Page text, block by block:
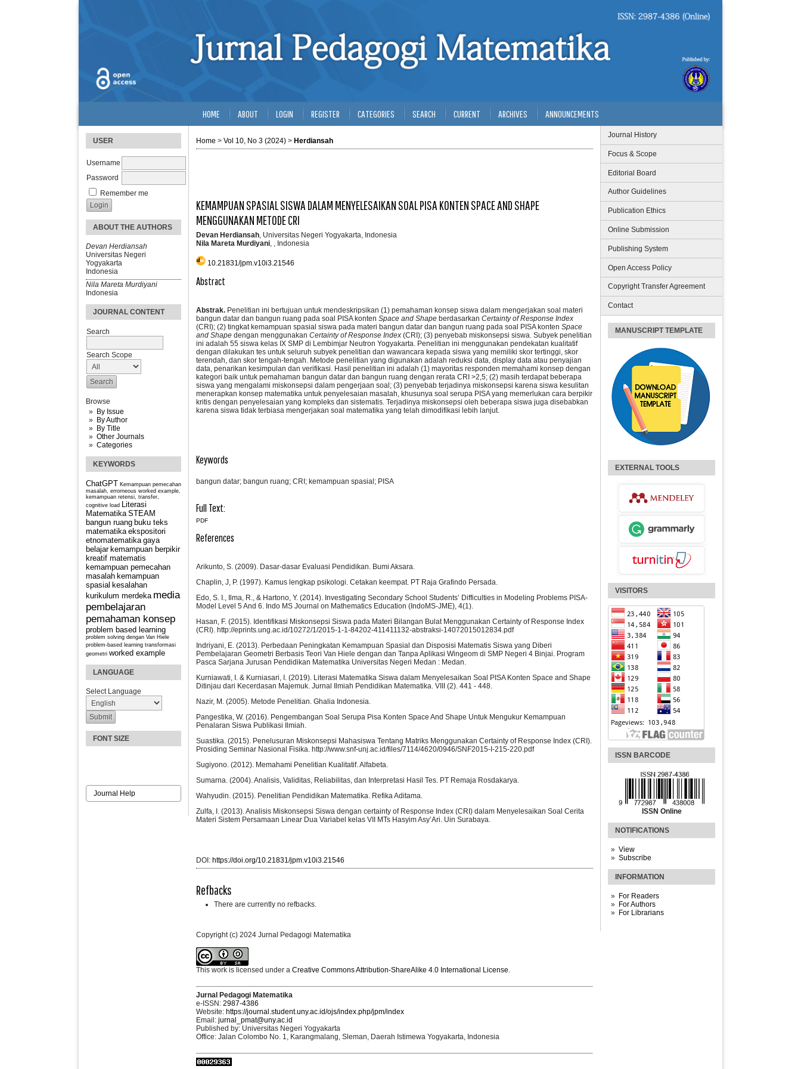
USER
Username
Password
Remember me
ABOUT THE AUTHORS
Devan Herdiansah
Universitas Negeri
Yogyakarta
Indonesia
Nila Mareta Murdiyani
Indonesia
JOURNAL CONTENT
Search
Search Scope
Browse
By Issue
By Author
By Title
Other Journals
Categories
KEYWORDS
ChatGPT Kemampuan pemecahan
masalah, errorneous worked example,
kemampuan retensi, transfer,
cognitive load Literasi
Matematika STEAM
bangun ruang buku teks
matematika ekspositori
etnomatematika gaya
belajar kemampuan berpikir
kreatif matematis
kemampuan pemecahan
masalah kemampuan
spasial kesalahan
kurikulum merdeka media
pembelajaran
pemahaman konsep
problem based learning
problem solving dengan Van Hiele
problem-based learning transformasi
geometri worked example
LANGUAGE
Select Language
FONT SIZE
Journal Help
Journal History
Focus & Scope
Editorial Board
Author Guidelines
Publication Ethics
Online Submission
Publishing System
Open Access Policy
Copyright Transfer Agreement
Contact
MANUSCRIPT TEMPLATE
EXTERNAL TOOLS
VISITORS
ISSN BARCODE
ISSN Online
NOTIFICATIONS
View
Subscribe
INFORMATION
For Readers
For Authors
For Librarians
HOME ABOUT LOGIN REGISTER CATEGORIES SEARCH CURRENT ARCHIVES ANNOUNCEMENTS
Home > Vol 10, No 3 (2024) > Herdiansah
KEMAMPUAN SPASIAL SISWA DALAM MENYELESAIKAN SOAL PISA KONTEN SPACE AND SHAPE
MENGGUNAKAN METODE CRI
Devan Herdiansah , Universitas Negeri Yogyakarta, Indonesia
Nila Mareta Murdiyani , , Indonesia
10.21831/jpm.v10i3.21546
Abstract
Abstrak. Penelitian ini bertujuan untuk mendeskripsikan (1) pemahaman konsep siswa dalam mengerjakan soal materi
bangun datar dan bangun ruang pada soal PISA konten Space and Shape berdasarkan Certainty of Response Index
(CRI); (2) tingkat kemampuan spasial siswa pada materi bangun datar dan bangun ruang pada soal PISA konten Space
and Shape dengan menggunakan Certainty of Response Index (CRI); (3) penyebab miskonsepsi siswa. Subyek penelitian
ini adalah 55 siswa kelas IX SMP di Lembimjar Neutron Yogyakarta. Penelitian ini menggunakan pendekatan kualitatif
dengan dilakukan tes untuk seluruh subyek penelitian dan wawancara kepada siswa yang memiliki skor tertinggi, skor
terendah, dan skor tengah-tengah. Metode penelitian yang digunakan adalah reduksi data, display data atau penyajian
data, penarikan kesimpulan dan verifikasi. Hasil penelitian ini adalah (1) mayoritas responden memahami konsep dengan
kategori baik untuk pemahaman bangun datar dan bangun ruang dengan rerata CRI >2,5; (2) masih terdapat beberapa
siswa yang mengalami miskonsepsi dalam pengerjaan soal; (3) penyebab terjadinya miskonsepsi karena siswa kesulitan
menerapkan konsep matematika untuk penyelesaian masalah, khusunya soal serupa PISA yang memerlukan cara berpikir
kritis dengan penyelesaian yang kompleks dan sistematis. Terjadinya miskonsepsi oleh beberapa siswa juga disebabkan
karena siswa tidak terbiasa mengerjakan soal matematika yang telah dimodifikasi lebih lanjut.
Keywords
bangun datar; bangun ruang; CRI; kemampuan spasial; PISA
Full Text:
PDF
References
Arikunto, S. (2009). Dasar-dasar Evaluasi Pendidikan. Bumi Aksara.
Chaplin, J, P. (1997). Kamus lengkap psikologi. Cetakan keempat. PT Raja Grafindo Persada.
Edo, S. I., Ilma, R., & Hartono, Y. (2014). Investigating Secondary School Students’ Difficulties in Modeling Problems PISA-
Model Level 5 And 6. Indo MS Journal on Mathematics Education (IndoMS-JME), 4(1).
Hasan, F. (2015). Identifikasi Miskonsepsi Siswa pada Materi Bilangan Bulat Menggunakan Certainty of Response Index
(CRI). http://eprints.ung.ac.id/10272/1/2015-1-1-84202-411411132-abstraksi-14072015012834.pdf
Indriyani, E. (2013). Perbedaan Peningkatan Kemampuan Spasial dan Disposisi Matematis Siswa yang Diberi
Pembelajaran Geometri Berbasis Teori Van Hiele dengan dan Tanpa Aplikasi Wingeom di SMP Negeri 4 Binjai. Program
Pasca Sarjana Jurusan Pendidikan Matematika Universitas Negeri Medan : Medan.
Kurniawati, I. & Kurniasari, I. (2019). Literasi Matematika Siswa dalam Menyelesaikan Soal PISA Konten Space and Shape
Ditinjau dari Kecerdasan Majemuk. Jurnal Ilmiah Pendidikan Matematika. VIII (2). 441 - 448.
Nazir, M. (2005). Metode Penelitian. Ghalia Indonesia.
Pangestika, W. (2016). Pengembangan Soal Serupa Pisa Konten Space And Shape Untuk Mengukur Kemampuan
Penalaran Siswa Publikasi Ilmiah.
Suastika. (2015). Penelusuran Miskonsepsi Mahasiswa Tentang Matriks Menggunakan Certainty of Response Index (CRI).
Prosiding Seminar Nasional Fisika. http://www.snf-unj.ac.id/files/7114/4620/0946/SNF2015-I-215-220.pdf
Sugiyono. (2012). Memahami Penelitian Kualitatif. Alfabeta.
Sumarna. (2004). Analisis, Validitas, Reliabilitas, dan Interpretasi Hasil Tes. PT Remaja Rosdakarya.
Wahyudin. (2015). Penelitian Pendidikan Matematika. Refika Aditama.
Zulfa, I. (2013). Analisis Miskonsepsi Siswa dengan certainty of Response Index (CRI) dalam Menyelesaikan Soal Cerita
Materi Sistem Persamaan Linear Dua Variabel kelas VII MTs Hasyim Asy’Ari. Uin Surabaya.
DOI: https://doi.org/10.21831/jpm.v10i3.21546
Refbacks
There are currently no refbacks.
Copyright (c) 2024 Jurnal Pedagogi Matematika
This work is licensed under a Creative Commons Attribution-ShareAlike 4.0 International License.
Jurnal Pedagogi Matematika
e-ISSN: 2987-4386
Website: https://journal.student.uny.ac.id/ojs/index.php/jpm/index
Email: jurnal_pmat@uny.ac.id
Published by: Universitas Negeri Yogyakarta
Office: Jalan Colombo No. 1, Karangmalang, Sleman, Daerah Istimewa Yogyakarta, Indonesia